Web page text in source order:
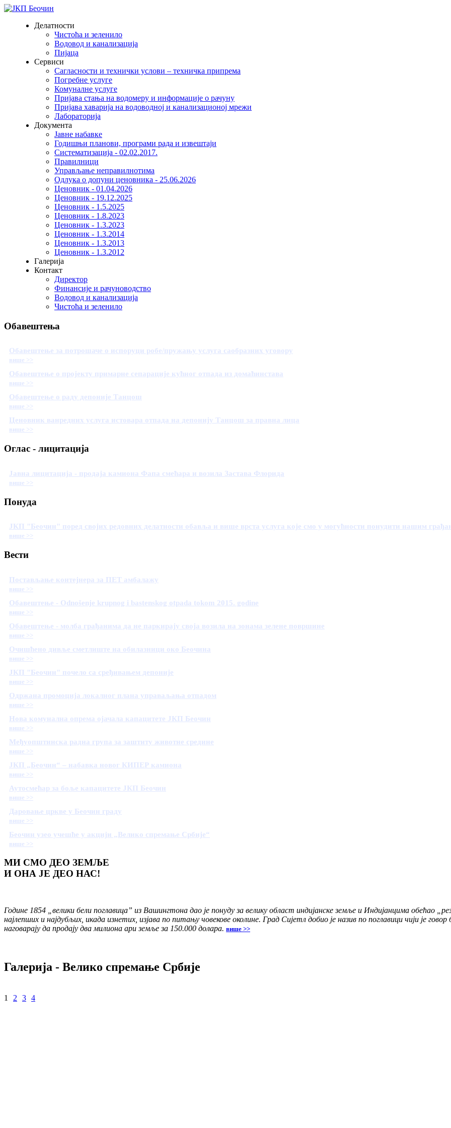
Делатности
Чистоћа и зеленило
Водовод и канализација
Пијаца
Сервиси
Сагласности и технички услови – техничка припрема
Погребне услуге
Комуналне услуге
Пријава стања на водомеру и информације о рачуну
Пријава хаварија на водоводној и канализационој мрежи
Лабораторија
Документа
Јавне набавке
Годишњи планови, програми рада и извештаји
Систематизација - 02.02.2017.
Правилници
Управљање неправилнотима
Одлука о допуни ценовника - 25.06.2026
Ценовник - 01.04.2026
Ценовник - 19.12.2025
Ценовник - 1.5.2025
Ценовник - 1.8.2023
Ценовник - 1.3.2023
Ценовник - 1.3.2014
Ценовник - 1.3.2013
Ценовник - 1.3.2012
Галерија
Контакт
Директор
Финансије и рачуноводство
Водовод и канализација
Чистоћа и зеленило
Обавештења
Обавештење за потрошаче о испоруци робе/пружању услуга саобразних уговору
више >>
Обавештење о пројекту примарне сепарације кућног отпада из домаћинстава
више >>
Обавештење о раду депоније Танцош
више >>
Ценовник ванредних услуга истовара отпада на депонију Танцош за правна лица
више >>
Оглас - лицитација
Јавна лицитација - продаја камиона Фапа смећара и возила Застава Флорида
више >>
Понуда
ЈКП "Беочин" поред својих редовних делатности обавља и више врста услуга које смо у могућности понудити нашим
више >>
Вести
Постављање контејнера за ПЕТ амбалажу
више >>
Обавештење - Odnošenje krupnog i bastenskog otpada tokom 2015. godine
више >>
Обавештење - молба грађанима да не паркирају своја возила на зонама зелене површине
више >>
Очишћено дивље сметлиште на обилазници око Беочина
више >>
ЈКП "Беочин" почело са сређивањем депоније
више >>
Одржана промоција локалног плана управаљања отпадом
више >>
Нова комунална опрема ојачала капацитете ЈКП Беочин
више >>
Међуопштинска радна група за заштиту животне средине
више >>
ЈКП „Беочин“ – набавка новог КИПЕР камиона
више >>
Аутосмећар за боље капацитете ЈКП Беочин
више >>
Даровање цркве у Беочин граду
више >>
Беочин узео учешће у акцији „Велико спремање Србије“
више >>
МИ СМО ДЕО ЗЕМЉЕ
И ОНА ЈЕ ДЕО НАС!
Године 1854 „велики бели поглавица” из Вашингтона дао је понуду за велику област индијанске земље и Индијанцима обећао
најлепших и најдубљих, икада изнетих, изјава по питању човекове околине. Град Сијетл добио је назив по поглавици чији је
наговарају да продају два милиона ари земље за 150.000 долара. више >>
Галерија - Велико спремање Србије
1 2 3 4